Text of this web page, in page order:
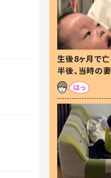
生後8ヶ月で
半後、当時の
た本音とは